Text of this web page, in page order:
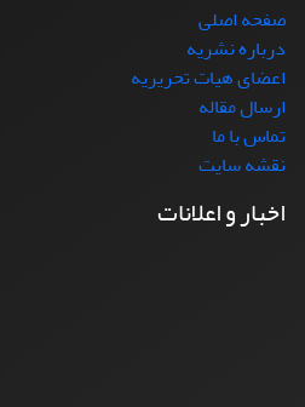
صفحه اصلی
درباره نشریه
اعضای هیات تحریریه
ارسال مقاله
تماس با ما
نقشه سایت
اخبار و اعلانات